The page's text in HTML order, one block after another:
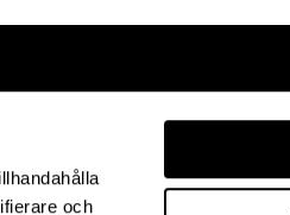
och
English